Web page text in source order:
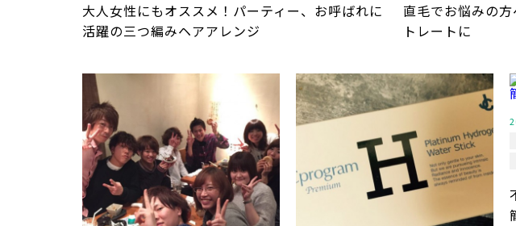
大人女性にもオススメ！パーティー、お呼ばれに
活躍の三つ編みヘアアレンジ
直毛でお悩みの
トレートに